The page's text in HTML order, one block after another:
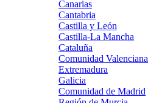
Canarias
Cantabria
Castilla y León
Castilla-La Mancha
Cataluña
Comunidad Valenciana
Extremadura
Galicia
Comunidad de Madrid